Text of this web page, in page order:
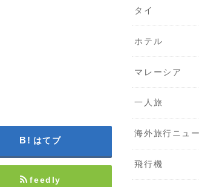
はてブ
feedly
タイ
ホテル
マレーシア
一人旅
海外旅行ニュ
飛行機